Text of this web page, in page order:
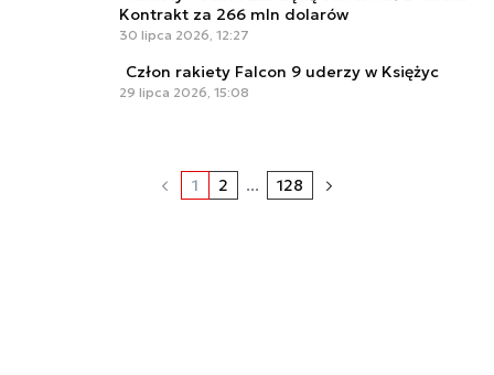
Kontrakt za 266 mln dolarów
30 lipca 2026, 12:27
Człon rakiety Falcon 9 uderzy w Księżyc
29 lipca 2026, 15:08
1 2 ... 128